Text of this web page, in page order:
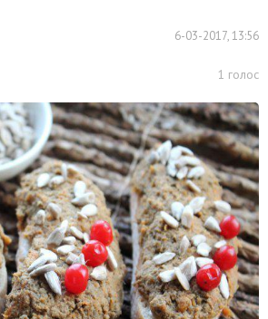
6-03-2017, 13:56
1 голос